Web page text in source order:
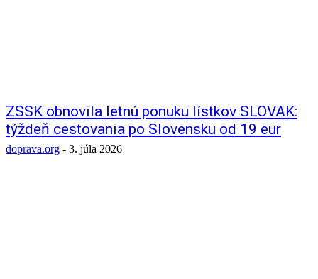
ZSSK obnovila letnú ponuku lístkov SLOVAK:
týždeň cestovania po Slovensku od 19 eur
doprava.org - 3. júla 2026